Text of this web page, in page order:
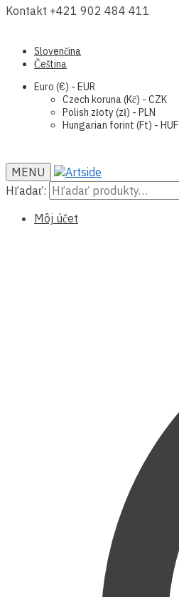
Kontakt +421 902 484 411
Slovenčina
Čeština
Euro (€) - EUR
Czech koruna (Kč) - CZK
Polish złoty (zł) - PLN
Hungarian forint (Ft) - HUF
MENU
Hľadať:
Môj účet